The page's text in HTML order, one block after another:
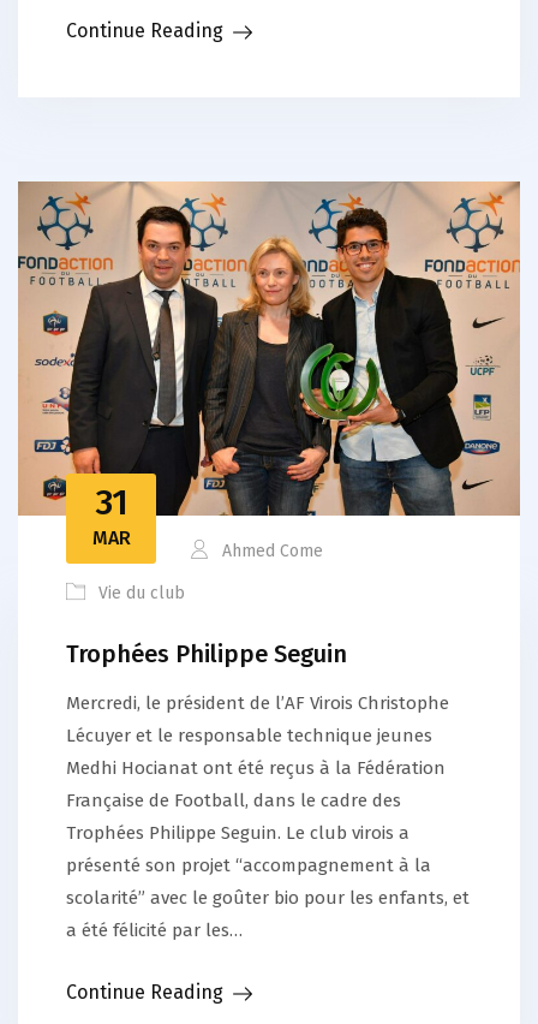
Continue Reading
31
MAR
Ahmed Come
Vie du club
Trophées Philippe Seguin
Mercredi, le président de l’AF Virois Christophe
Lécuyer et le responsable technique jeunes
Medhi Hocianat ont été reçus à la Fédération
Française de Football, dans le cadre des
Trophées Philippe Seguin. Le club virois a
présenté son projet “accompagnement à la
scolarité” avec le goûter bio pour les enfants, et
a été félicité par les…
Continue Reading